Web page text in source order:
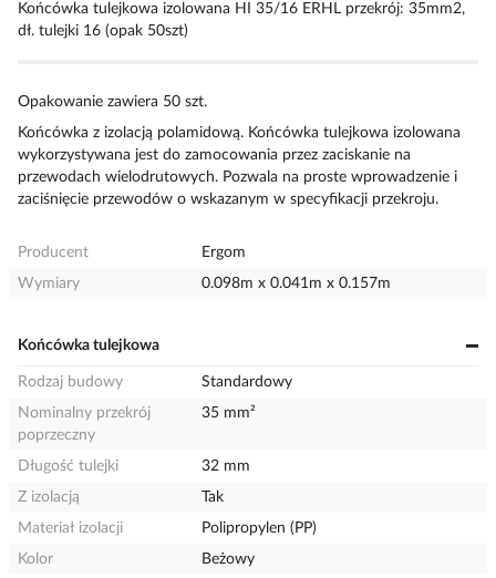
Końcówka tulejkowa izolowana HI 35/16 ERHL przekrój: 35mm2,
dł. tulejki 16 (opak 50szt)
Opakowanie zawiera 50 szt.
Końcówka z izolacją polamidową. Końcówka tulejkowa izolowana
wykorzystywana jest do zamocowania przez zaciskanie na
przewodach wielodrutowych. Pozwala na proste wprowadzenie i
zaciśnięcie przewodów o wskazanym w specyfikacji przekroju.
Producent
Ergom
Wymiary
0.098m x 0.041m x 0.157m
Końcówka tulejkowa
Rodzaj budowy
Standardowy
Nominalny przekrój
poprzeczny
35 mm²
Długość tulejki
32 mm
Z izolacją
Tak
Materiał izolacji
Polipropylen (PP)
Kolor
Beżowy